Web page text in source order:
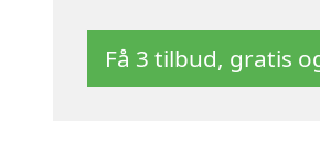
Få 3 tilbud, gratis